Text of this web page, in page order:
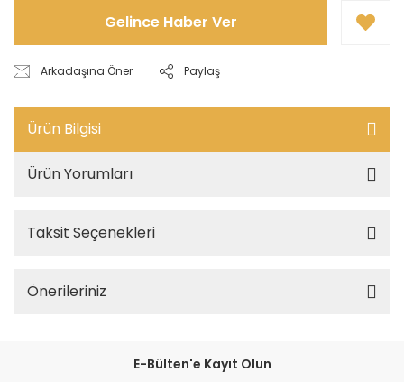
Gelince Haber Ver
Arkadaşına Öner Paylaş
Ürün Bilgisi
Ürün Yorumları
Taksit Seçenekleri
Önerileriniz
E-Bülten'e Kayıt Olun